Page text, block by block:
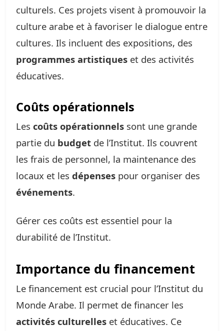
culturels. Ces projets visent à promouvoir la
culture arabe et à favoriser le dialogue entre
cultures. Ils incluent des expositions, des
programmes artistiques et des activités
éducatives.
Coûts opérationnels
Les coûts opérationnels sont une grande
partie du budget de l’Institut. Ils couvrent
les frais de personnel, la maintenance des
locaux et les dépenses pour organiser des
événements.
Gérer ces coûts est essentiel pour la
durabilité de l’Institut.
Importance du financement
Le financement est crucial pour l’Institut du
Monde Arabe. Il permet de financer les
activités culturelles et éducatives. Ce